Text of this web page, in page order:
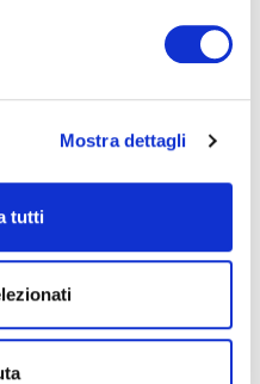
Mostra dettagli
tutti
CONTENUTI CORSO
E ISCRIZIONE